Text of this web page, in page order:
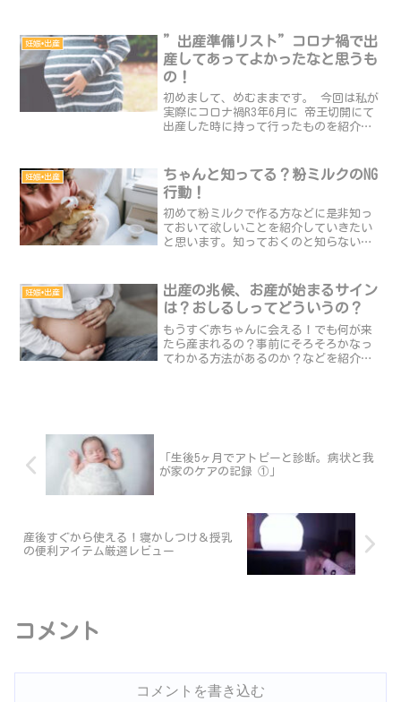
自分で頭を持ち上げたり自由に動かせる
ようになりグラグラ...
妊娠•出産
”出産準備リスト”コロナ禍で出
産してあってよかったなと思うも
の！
初めまして、めむままです。 今回は私が
実際にコロナ禍R3年6月に 帝王切開にて
出産した時に持って行ったものを紹介し
⦿お風呂セット⦿歯磨きセット ⦿ドライ
ヤー⦿...
妊娠•出産
ちゃんと知ってる？粉ミルクのNG
行動！
初めて粉ミルクで作る方などに是非知っ
ておいて欲しいことを紹介していきたい
と思います。知っておくのと知らないの
ましょう！▷粉ミルクNG行動⦿70度から
80度のお湯で...
妊娠•出産
出産の兆候、お産が始まるサイン
は？おしるしってどういうの？
もうすぐ赤ちゃんに会える！でも何が来
たら産まれるの？事前にそろそろかなっ
てわかる方法があるのか？などを紹介し
「生後5ヶ月でアトピーと診断。病状と我
が家のケアの記録 ①」
産後すぐから使える！寝かしつけ＆授乳
の便利アイテム厳選レビュー
コメント
コメントを書き込む